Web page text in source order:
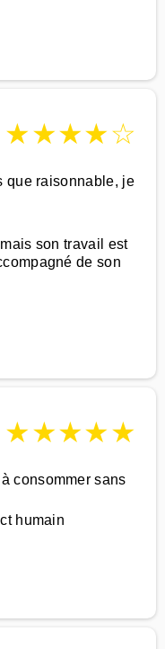
★★★★☆
que raisonnable, je
son travail est
de son
★★★★★
consommer sans
humain